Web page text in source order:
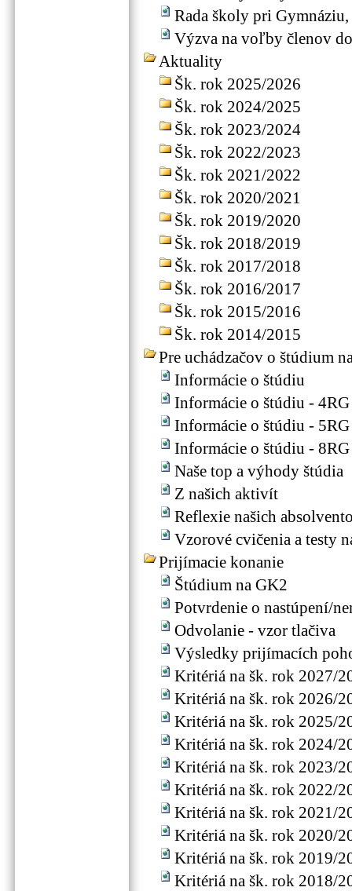
Rada školy pri
Výzva na voľby členov
Aktuality
Šk. rok 2025/2026
Šk. rok 2024/2025
Šk. rok 2023/2024
Šk. rok 2022/2023
Šk. rok 2021/2022
Šk. rok 2020/2021
Šk. rok 2019/2020
Šk. rok 2018/2019
Šk. rok 2017/2018
Šk. rok 2016/2017
Šk. rok 2015/2016
Šk. rok 2014/2015
Pre uchádzačov o štúdium
Informácie o štúdiu
Informácie o štúdiu - 4RG
Informácie o štúdiu - 5RG
Informácie o štúdiu - 8RG
Naše top a výhody štúdia
Z našich aktivít
Reflexie našich
Vzorové cvičenia a testy
Prijímacie konanie
Štúdium na GK2
Potvrdenie o nastúpení/
Odvolanie - vzor tlačiva
Výsledky prijímacích
Kritériá na šk. rok 2027/
Kritériá na šk. rok 2026/
Kritériá na šk. rok 2025/
Kritériá na šk. rok 2024/
Kritériá na šk. rok 2023/
Kritériá na šk. rok 2022/
Kritériá na šk. rok 2021/
Kritériá na šk. rok 2020/
Kritériá na šk. rok 2019/
Kritériá na šk. rok 2018/